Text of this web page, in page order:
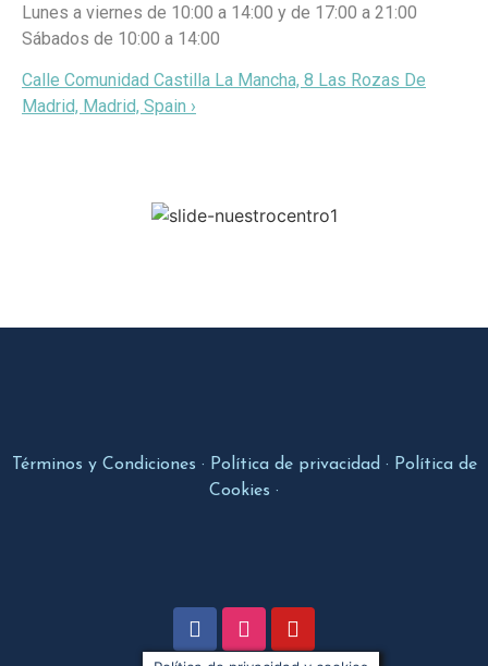
Lunes a viernes de 10:00 a 14:00 y de 17:00 a 21:00
Sábados de 10:00 a 14:00
Calle Comunidad Castilla La Mancha, 8 Las Rozas De
Madrid, Madrid, Spain ›
Términos y Condiciones · Política de privacidad · Política de
Cookies ·